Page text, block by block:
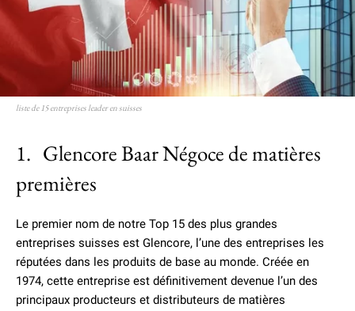
liste de 15 entreprises leader en suisses
1. Glencore Baar Négoce de matières
premières
Le premier nom de notre Top 15 des plus grandes
entreprises suisses est Glencore, l’une des entreprises les
réputées dans les produits de base au monde. Créée en
1974, cette entreprise est définitivement devenue l’un des
principaux producteurs et distributeurs de matières